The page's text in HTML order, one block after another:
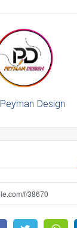
Peyman Design